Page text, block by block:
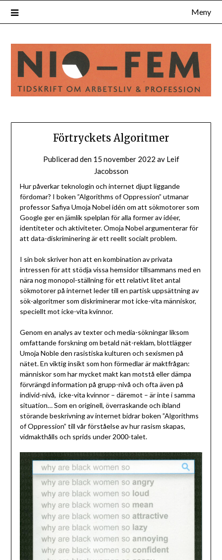
Meny
Förtryckets Algoritmer
Publicerad den 15 november 2022 av Leif
Jacobsson
Hur påverkar teknologin och internet djupt liggande
fördomar? I boken ”Algorithms of Oppression” utmanar
professor Safiya Umoja Nobel idén om att sökmotorer som
Google ger en jämlik spelplan för alla former av idéer,
identiteter och aktiviteter. Omoja Nobel argumenterar för
att data-diskriminering är ett reellt socialt problem.
I sin bok skriver hon att en kombination av privata
intressen för att stödja vissa hemsidor tillsammans med en
nära nog monopol-ställning för ett relativt litet antal
sökmotorer på internet leder till en partisk uppsättning av
sök-algoritmer som diskriminerar mot icke-vita människor,
speciellt mot icke-vita kvinnor.
Genom en analys av texter och media-sökningar liksom
omfattande forskning om betald nät-reklam, blottlägger
Umoja Noble den rasistiska kulturen och sexismen på
nätet. En viktig insikt som hon förmedlar är maktfrågan:
människor som har mycket makt kan motstå eller dämpa
förvrängd information på grupp-nivå och ofta även på
individ-nivå, icke-vita kvinnor – däremot – är inte i samma
situation… Som en originell, överraskande och ibland
störande beskrivning av internet bidrar boken ”Algorithms
of Oppression” till vår förståelse av hur rasism skapas,
vidmakthålls och sprids under 2000-talet.